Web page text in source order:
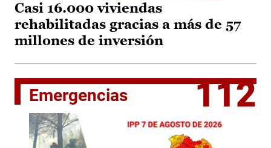
Casi 16.000 viviendas
rehabilitadas gracias a más de 57
millones de inversión
Emergencias 112